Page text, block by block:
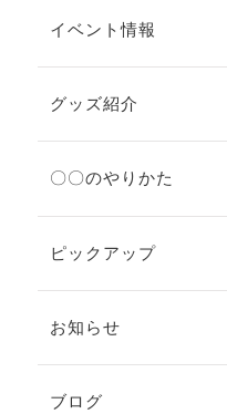
イベント情報
グッズ紹介
〇〇のやりかた
ピックアップ
お知らせ
ブログ